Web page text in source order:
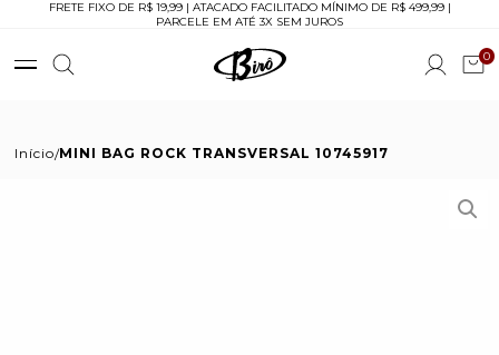
FRETE FIXO DE R$ 19,99 | ATACADO FACILITADO MÍNIMO DE R$ 499,99 |
PARCELE EM ATÉ 3X SEM JUROS
0
Início MINI BAG ROCK TRANSVERSAL 10745917